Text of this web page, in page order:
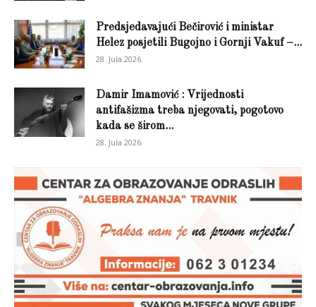
Predsjedavajući Bečirović i ministar
Helez posjetili Bugojno i Gornji Vakuf –...
28. Jula 2026.
Damir Imamović : Vrijednosti
antifašizma treba njegovati, pogotovo
kada se širom...
28. Jula 2026.